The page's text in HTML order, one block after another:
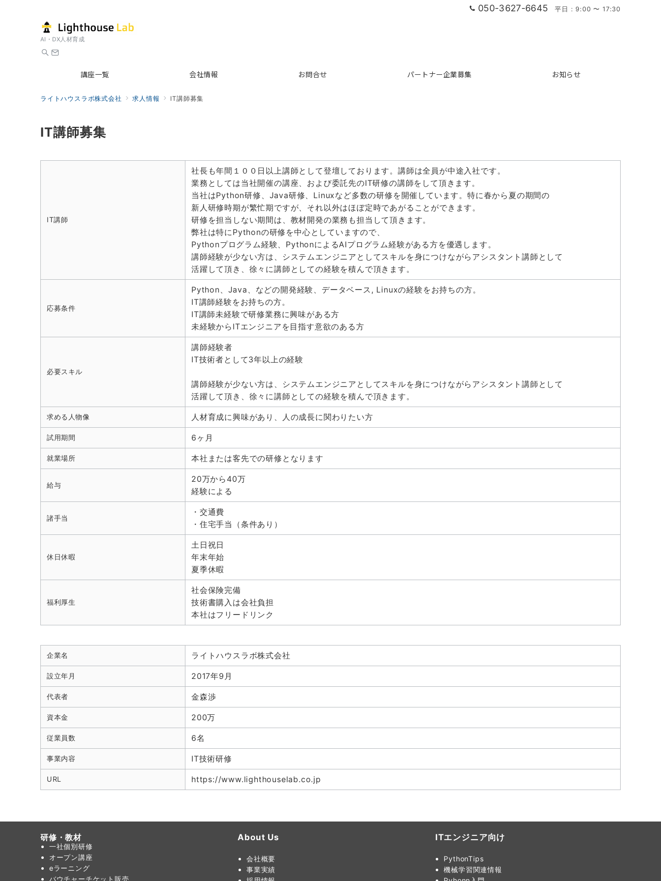
050-3627-6645 平日 : 9:00 〜 17:30
AI・DX人材育成
講座一覧 会社情報 お問合せ パートナー企業募集 お知らせ
ライトハウスラボ株式会社 求人情報 IT講師募集
IT講師募集
IT講師
社長も年間１００日以上講師として登壇しております。講師は全員が中途入社です。
業務としては当社開催の講座、および委託先のIT研修の講師をして頂きます。
当社はPython研修、Java研修、Linuxなど多数の研修を開催しています。特に春から夏の期間の
新人研修時期が繁忙期ですが、それ以外はほぼ定時であがることができます。
研修を担当しない期間は、教材開発の業務も担当して頂きます。
弊社は特にPythonの研修を中心としていますので、
Pythonプログラム経験、PythonによるAIプログラム経験がある方を優遇します。
講師経験が少ない方は、システムエンジニアとしてスキルを身につけながらアシスタント講師として
活躍して頂き、徐々に講師としての経験を積んで頂きます。
応募条件
Python、Java、などの開発経験、データベース, Linuxの経験をお持ちの方。
IT講師経験をお持ちの方。
IT講師未経験で研修業務に興味がある方
未経験からITエンジニアを目指す意欲のある方
必要スキル
講師経験者
IT技術者として3年以上の経験
講師経験が少ない方は、システムエンジニアとしてスキルを身につけながらアシスタント講師として
活躍して頂き、徐々に講師としての経験を積んで頂きます。
求める人物像 人材育成に興味があり、人の成長に関わりたい方
試用期間 6ヶ月
就業場所 本社または客先での研修となります
給与
20万から40万
経験による
諸手当
・交通費
・住宅手当（条件あり）
休日休暇
土日祝日
年末年始
夏季休暇
福利厚生
社会保険完備
技術書購入は会社負担
本社はフリードリンク
企業名 ライトハウスラボ株式会社
設立年月 2017年9月
代表者 金森渉
資本金 200万
従業員数 6名
事業内容 IT技術研修
URL https://www.lighthouselab.co.jp
研修・教材
一社個別研修
オープン講座
eラーニング
バウチャーチケット販売
About Us
会社概要
事業実績
ITエンジニア向け
PythonTips
機械学習関連情報